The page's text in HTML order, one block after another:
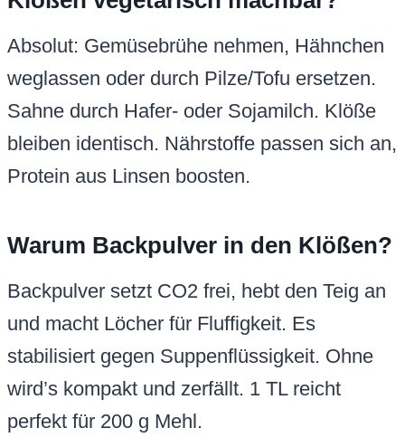
Absolut: Gemüsebrühe nehmen, Hähnchen
weglassen oder durch Pilze/Tofu ersetzen.
Sahne durch Hafer- oder Sojamilch. Klöße
bleiben identisch. Nährstoffe passen sich an,
Protein aus Linsen boosten.
Warum Backpulver in den Klößen?
Backpulver setzt CO2 frei, hebt den Teig an
und macht Löcher für Fluffigkeit. Es
stabilisiert gegen Suppenflüssigkeit. Ohne
wird’s kompakt und zerfällt. 1 TL reicht
perfekt für 200 g Mehl.